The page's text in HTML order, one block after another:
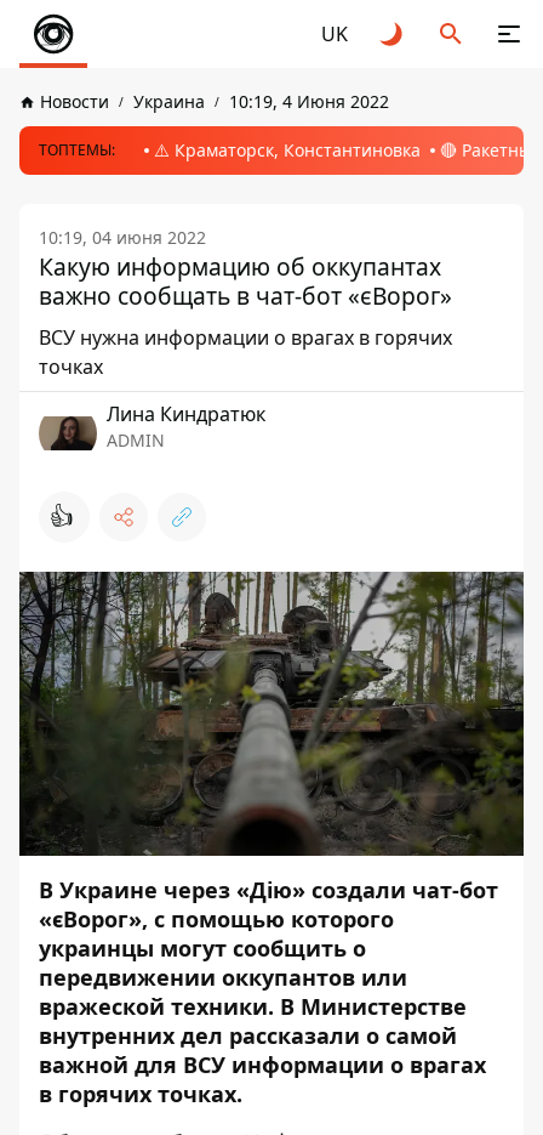
UK
Новости Украина 10:19, 4 Июня 2022
ТОПТЕМЫ: ⚠️ Краматорск, Константиновка 🔴
10:19, 04 июня 2022
Какую информацию об оккупантах
важно сообщать в чат-бот «єВорог»
ВСУ нужна информации о врагах в горячих
точках
Лина Киндратюк
ADMIN
👍
В Украине через «Дію» создали чат-бот
«єВорог», с помощью которого
украинцы могут сообщить о
передвижении оккупантов или
вражеской техники. В Министерстве
внутренних дел рассказали о самой
важной для ВСУ информации о врагах
в горячих точках.